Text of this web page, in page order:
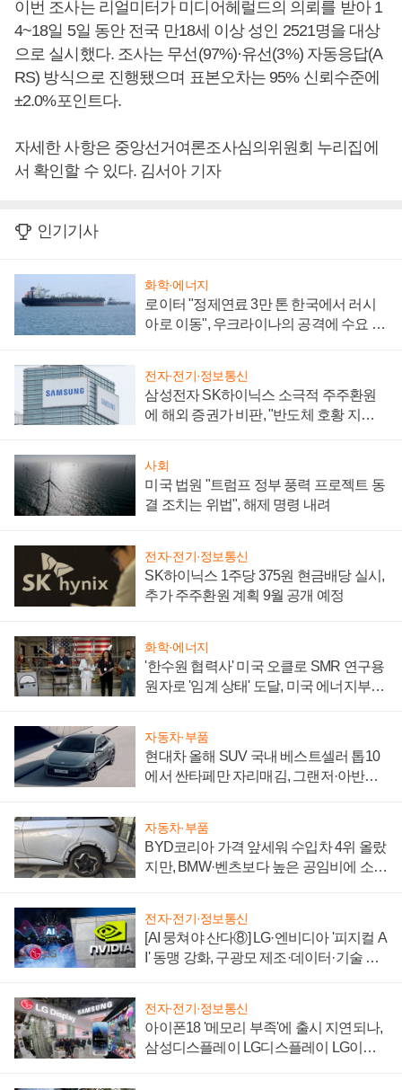
이번 조사는 리얼미터가 미디어헤럴드의 의뢰를 받아 1
4~18일 5일 동안 전국 만18세 이상 성인 2521명을 대상
으로 실시했다. 조사는 무선(97%)·유선(3%) 자동응답(A
RS) 방식으로 진행됐으며 표본오차는 95% 신뢰수준에
±2.0%포인트다.
자세한 사항은 중앙선거여론조사심의위원회 누리집에
서 확인할 수 있다. 김서아 기자
인기기사
화학·에너지
로이터 "정제연료 3만 톤 한국에서 러시
아로 이동", 우크라이나의 공격에 수요 늘
전자·전기·정보통신
삼성전자 SK하이닉스 소극적 주주환원
에 해외 증권가 비판, "반도체 호황 지속
사회
미국 법원 "트럼프 정부 풍력 프로젝트 동
결 조치는 위법", 해제 명령 내려
전자·전기·정보통신
SK하이닉스 1주당 375원 현금배당 실시,
추가 주주환원 계획 9월 공개 예정
화학·에너지
'한수원 협력사' 미국 오클로 SMR 연구용
원자로 '임계 상태' 도달, 미국 에너지부
자동차·부품
현대차 올해 SUV 국내 베스트셀러 톱10
에서 싼타페만 자리매김, 그랜저·아반떼
자동차·부품
BYD코리아 가격 앞세워 수입차 4위 올랐
지만, BMW·벤츠보다 높은 공임비에 소비
전자·전기·정보통신
[AI 뭉쳐야 산다⑧] LG·엔비디아 '피지컬 A
I' 동맹 강화, 구광모 제조·데이터·기술 결
전자·전기·정보통신
아이폰18 '메모리 부족'에 출시 지연되나,
삼성디스플레이 LG디스플레이 LG이노